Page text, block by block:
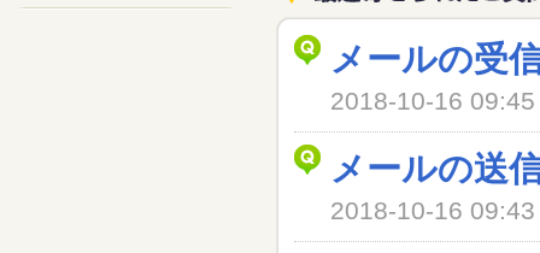
メールの受
2018-10-16
メールの送
2018-10-16